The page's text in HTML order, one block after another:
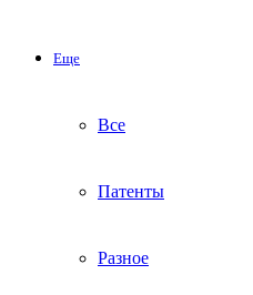
Еще
Все
Патенты
Разное